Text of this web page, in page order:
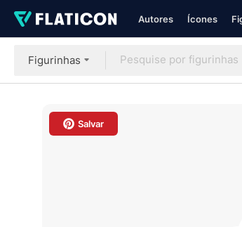
Autores Ícones
Figurinhas
Salvar